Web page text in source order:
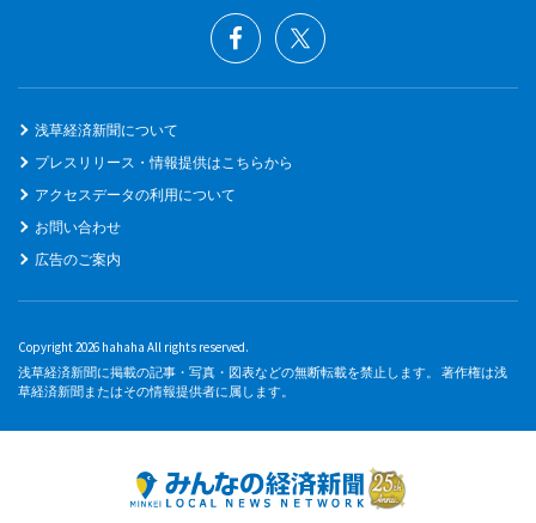
浅草経済新聞について
プレスリリース・情報提供はこちらから
アクセスデータの利用について
お問い合わせ
広告のご案内
Copyright 2026 hahaha All rights reserved.
浅草経済新聞に掲載の記事・写真・図表などの無断転載を禁止します。 著作権は浅
草経済新聞またはその情報提供者に属します。